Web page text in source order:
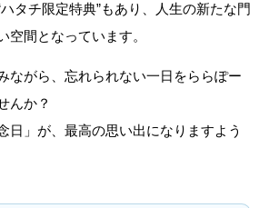
タチ限定特典”もあり、人生の新たな門
空間となっています。
ながら、忘れられない一日をららぽー
んか？
日」が、最高の思い出になりますよう